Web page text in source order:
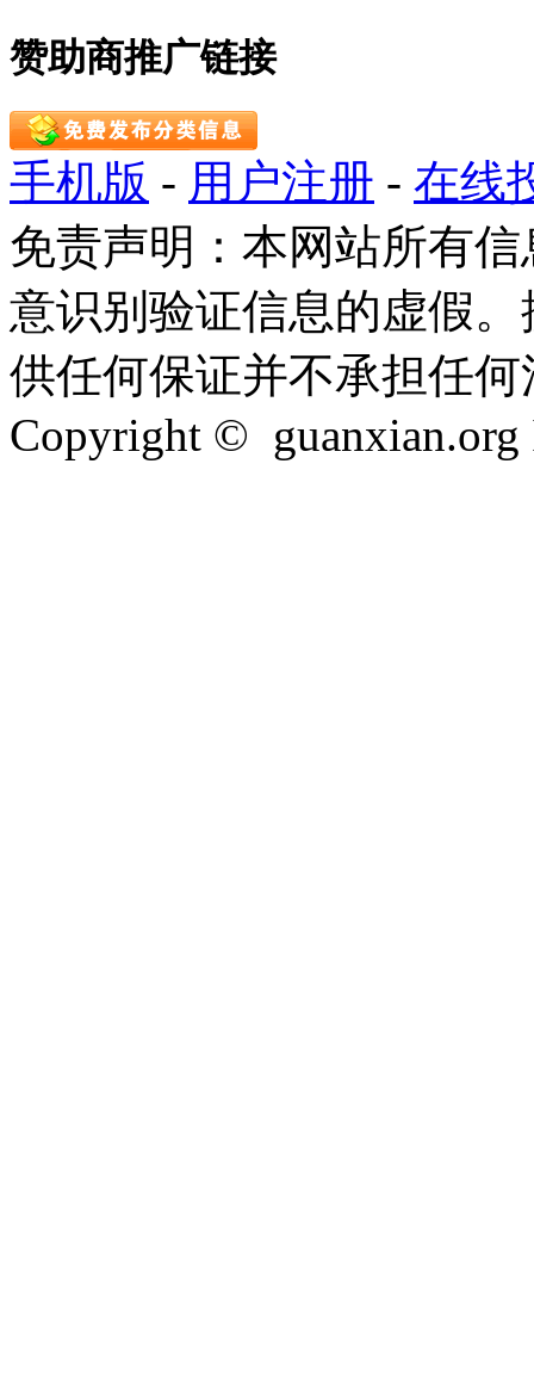
赞助商推广链接
手机版 - 用户注册 - 在线
免责声明：本网站所有
意识别验证信息的虚假
供任何保证并不承担任
Copyright © guanxian.org